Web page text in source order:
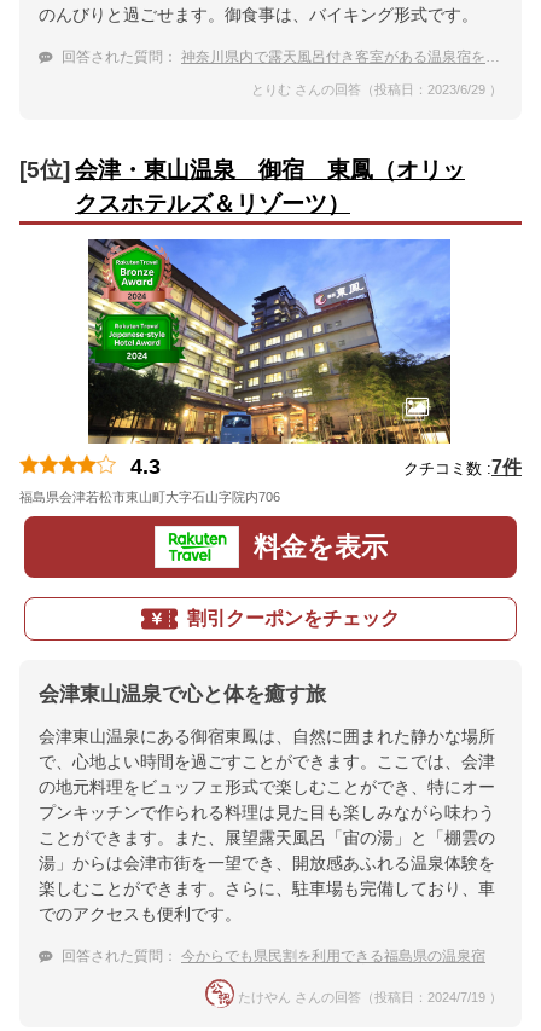
のんびりと過ごせます。御食事は、バイキング形式です。
回答された質問： 神奈川県内で露天風呂付き客室がある温泉宿をおしえて。
とりむ さんの回答（投稿日：2023/6/29 ）
[5位] 会津・東山温泉 御宿 東鳳（オリッ
クスホテルズ＆リゾーツ）
4.3 クチコミ数 :7件
福島県会津若松市東山町大字石山字院内706
料金を表示
割引クーポンをチェック
会津東山温泉で心と体を癒す旅
会津東山温泉にある御宿東鳳は、自然に囲まれた静かな場所
で、心地よい時間を過ごすことができます。ここでは、会津
の地元料理をビュッフェ形式で楽しむことができ、特にオー
プンキッチンで作られる料理は見た目も楽しみながら味わう
ことができます。また、展望露天風呂「宙の湯」と「棚雲の
湯」からは会津市街を一望でき、開放感あふれる温泉体験を
楽しむことができます。さらに、駐車場も完備しており、車
でのアクセスも便利です。
回答された質問： 今からでも県民割を利用できる福島県の温泉宿
たけやん さんの回答（投稿日：2024/7/19 ）